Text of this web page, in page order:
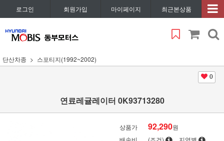
로그인 회원가입 마이페이지 최근본상품
단산차종 스포티지(1992~2002)
0
연료레귤레이터 0K93713280
상품가 92,290원
배송비
(조건) 지역별